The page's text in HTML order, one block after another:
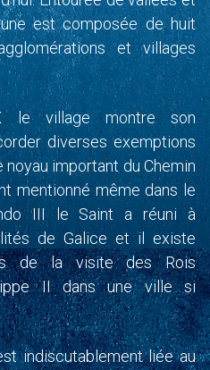
est composée de huit
et villages
le village montre son
diverses exemptions
important du Chemin
mentionné même dans le
III le Saint a réuni à
de Galice et il existe
de la visite des Rois
II dans une ville si
indiscutablement liée au